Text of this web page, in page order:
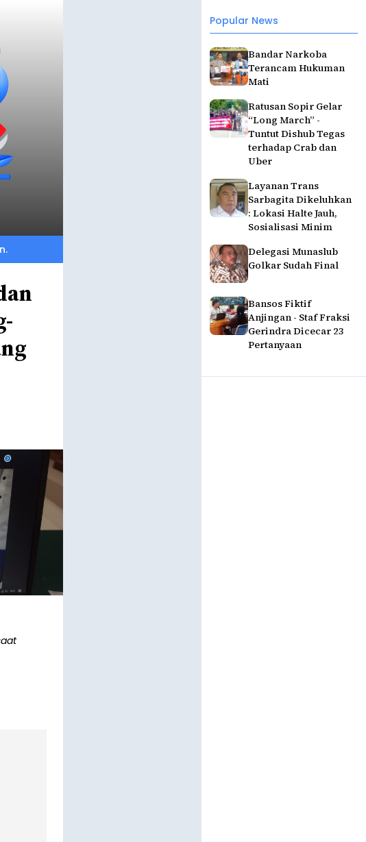
Popular News
Bandar Narkoba
Terancam Hukuman
Mati
Ratusan Sopir Gelar
“Long March” -
Tuntut Dishub Tegas
terhadap Crab dan
Uber
Layanan Trans
Sarbagita Dikeluhkan
: Lokasi Halte Jauh,
Sosialisasi Minim
Delegasi Munaslub
Golkar Sudah Final
Bansos Fiktif
Anjingan - Staf Fraksi
Gerindra Dicecar 23
Pertanyaan